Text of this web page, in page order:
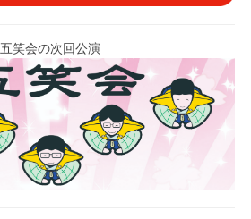
五笑会の次回公演